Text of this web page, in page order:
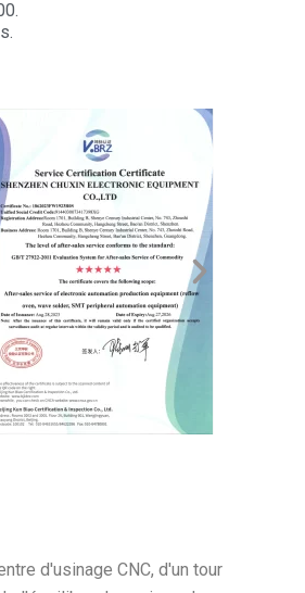
d'usinage CNC, d'un tour